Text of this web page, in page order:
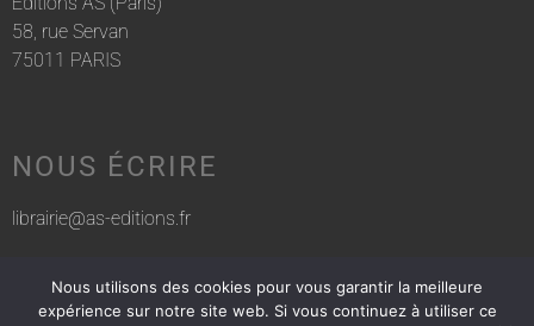
58, rue Servan
75011 PARIS
NOUS ÉCRIRE
librairie@as-editions.fr
NOUS APPELER
Nous utilisons des cookies pour vous garantir la meilleure
expérience sur notre site web. Si vous continuez à utiliser ce